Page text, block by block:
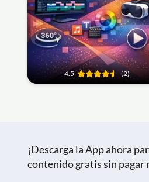
4.5 (2)
¡Descarga la App ahora
contenido gratis sin pagar